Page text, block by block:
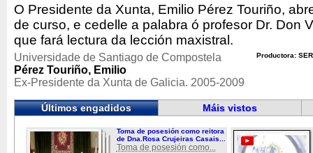
O Presidente da Xunta, Emilio Pérez Touriño,
de curso, e cedelle a palabra ó profesor Dr. Don
que fará lectura da lección maxistral.
Productora:
Universidade de Santiago de Compostela
Pérez Touriño, Emilio
Ex-Presidente da Xunta de Galicia. 2005-2009
Últimos engadidos Máis vistos
Toma de posesión como reitora
de Dna.Rosa Crujeiras Casais...
Toma de posesión como...